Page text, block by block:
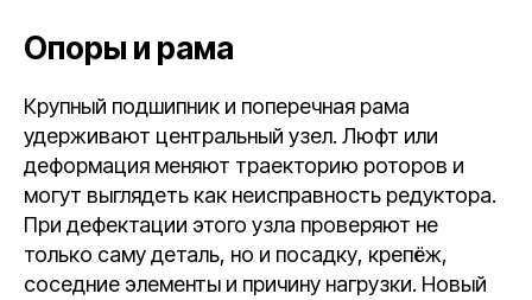
Опоры и рама
Крупный подшипник и поперечная рама
удерживают центральный узел. Люфт или
деформация меняют траекторию роторов и
могут выглядеть как неисправность редуктора.
При дефектации этого узла проверяют не
только саму деталь, но и посадку, крепёж,
соседние элементы и причину нагрузки. Новый